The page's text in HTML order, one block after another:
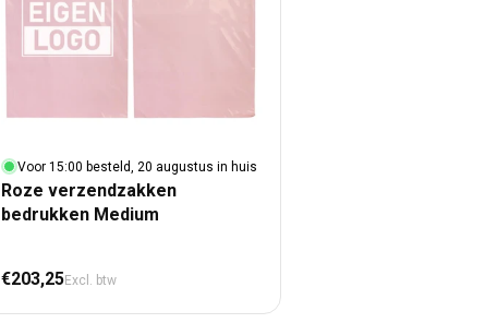
Voor 15:00 besteld, 20 augustus in huis
Roze verzendzakken
bedrukken Medium
Normale prijs
€203,25Excl. btw